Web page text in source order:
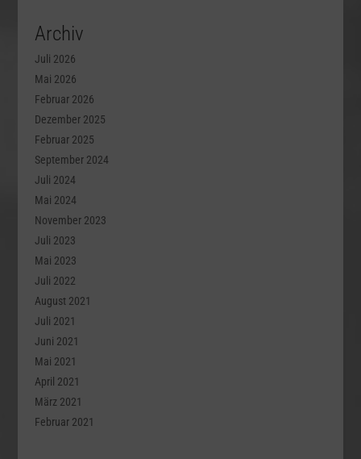
Archiv
Juli 2026
Mai 2026
Februar 2026
Dezember 2025
Februar 2025
September 2024
Juli 2024
Mai 2024
November 2023
Juli 2023
Mai 2023
Juli 2022
August 2021
Juli 2021
Juni 2021
Mai 2021
April 2021
März 2021
Februar 2021